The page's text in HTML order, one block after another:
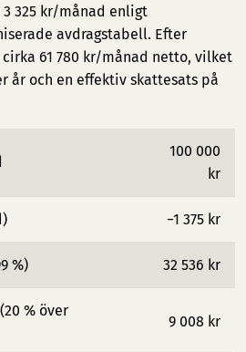
325 kr/månad enligt
avdragstabell. Efter
61 780 kr/månad netto, vilket
år och en effektiv skattesats på
100 000
kr
−1 375 kr
%) 32 536 kr
% över
9 008 kr